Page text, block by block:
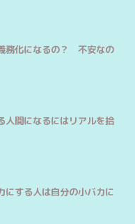
務化になるの？ 不安なの
人間になるにはリアルを拾
にする人は自分の小バカに